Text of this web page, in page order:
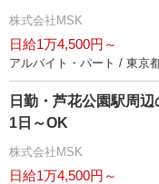
株式会社MSK
日給1万4,500円～
アルバイト・パート / 東京
日勤・芦花公園駅周
1日～OK
株式会社MSK
日給1万4,500円～